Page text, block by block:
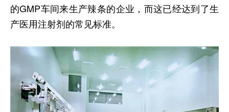
的GMP车间来生产辣条的企业，而这已经达到了生
产医用注射剂的常见标准。